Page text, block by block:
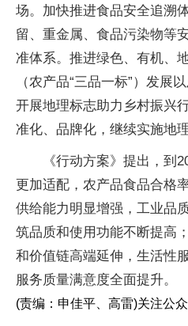
场。加快推进食品安全追溯
留、重金属、食品污染物等
准体系。推进绿色、有机、
（农产品“三品一标”）发展
开展地理标志助力乡村振兴
准化、品牌化，继续实施地
《行动方案》提出，到
更加适配，农产品食品合格
供给能力明显增强，工业品
筑品质和使用功能不断提高
和价值链高端延伸，生活性
服务质量满意度全面提升。
(责编：申佳平、高雷)关注公